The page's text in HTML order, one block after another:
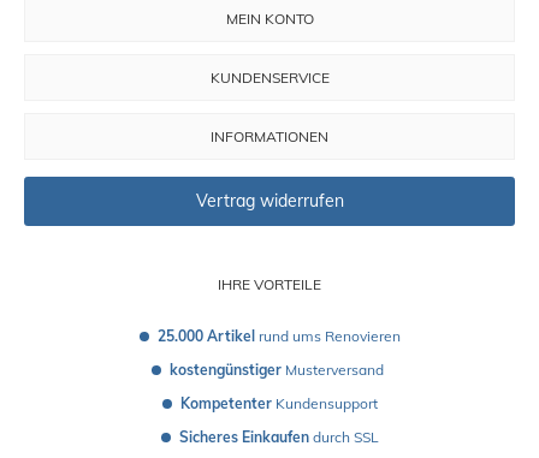
IHRE VORTEILE
25.000 Artikel rund ums Renovieren
kostengünstiger Musterversand
Kompetenter Kundensupport
Sicheres Einkaufen durch SSL
MEIN KONTO
KUNDENSERVICE
INFORMATIONEN
Vertrag widerrufen